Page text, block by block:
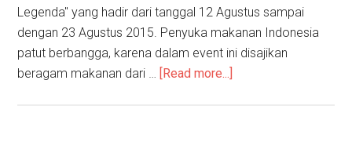
Legenda" yang hadir dari tanggal 12 Agustus sampai
dengan 23 Agustus 2015. Penyuka makanan Indonesia
patut berbangga, karena dalam event ini disajikan
beragam makanan dari … [Read more...]